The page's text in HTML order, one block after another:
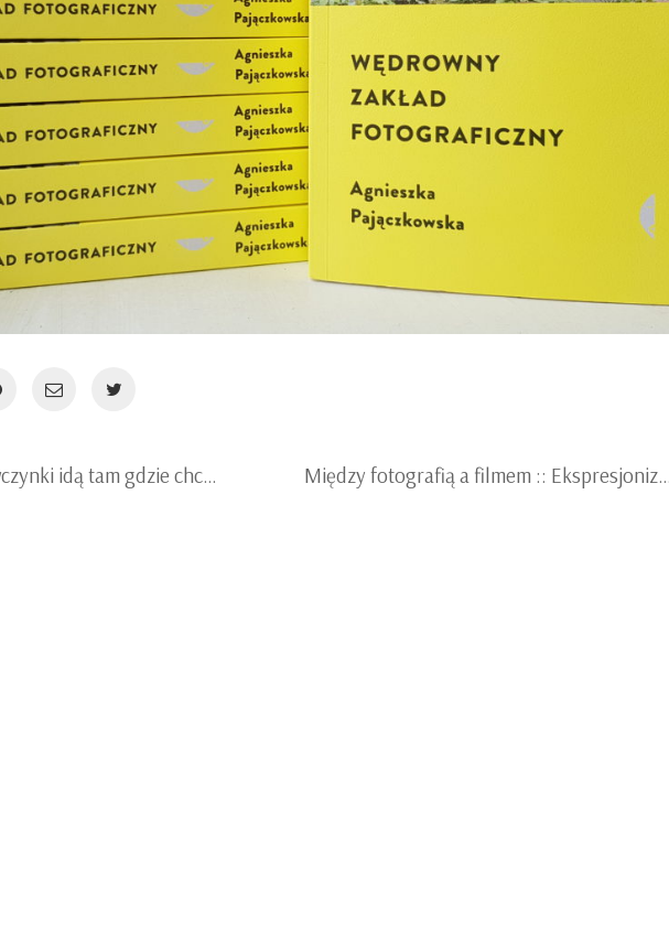
Niegrzeczne dziewczynki idą tam gdzie chcą :: WERONIKA KRAWCZUK w CENTRALA Między fotografią a filmem ::